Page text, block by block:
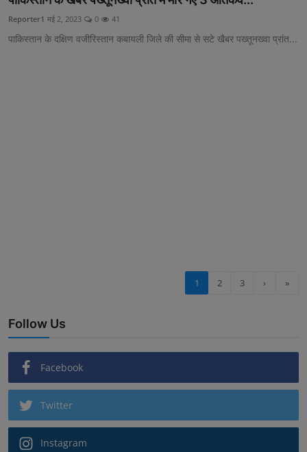
Reporter1 मई 2, 2023 0 41
पाकिस्तान के दक्षिण वजीरिस्तान कबायली जिले की सीमा से सटे खैबर पख्तूनख्वा प्रांत...
1 2 3 › »
Follow Us
Facebook
Twitter
Instagram